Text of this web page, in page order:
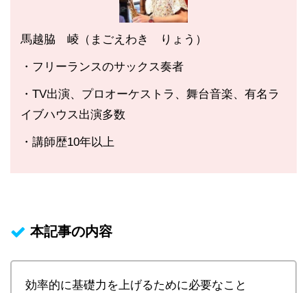
馬越脇 崚（まごえわき りょう）
・フリーランスのサックス奏者
・TV出演、プロオーケストラ、舞台音楽、有名ラ
イブハウス出演多数
・講師歴10年以上
本記事の内容
効率的に基礎力を上げるために必要なこと